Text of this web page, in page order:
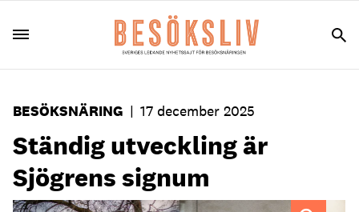
BESÖKSNÄRING | 17 december 2025
Ständig utveckling är
Sjögrens signum